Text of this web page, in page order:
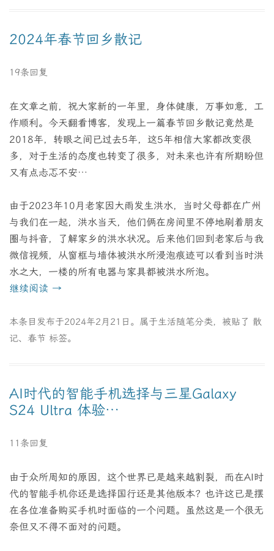
2024年春节回乡散记
19条回复
在文章之前，祝大家新的一年里，身体健康，万事如意，工
作顺利。今天翻看博客，发现上一篇春节回乡散记竟然是
2018年，转眼之间已过去5年，这5年相信大家都改变很
多，对于生活的态度也转变了很多，对未来也许有所期盼但
又有点忐忑不安…
由于2023年10月老家因大雨发生洪水，当时父母都在广州
与我们在一起，洪水当天，他们俩在房间里不停地刷着朋友
圈与抖音，了解家乡的洪水状况。后来他们回到老家后与我
微信视频，从窗框与墙体被洪水所浸泡痕迹可以看到当时洪
水之大，一楼的所有电器与家具都被洪水所泡。
继续阅读 →
本条目发布于2024年2月21日 。属于生活随笔分类，被贴了 散
记、 春节 标签。
AI时代的智能手机选择与三星Galaxy
S24 Ultra 体验…
11条回复
由于众所周知的原因，这个世界已是越来越割裂，而在AI时
代的智能手机你还是选择国行还是其他版本？也许这已是摆
在各位准备购买手机时面临的一个问题。虽然这是一个很无
奈但又不得不面对的问题。